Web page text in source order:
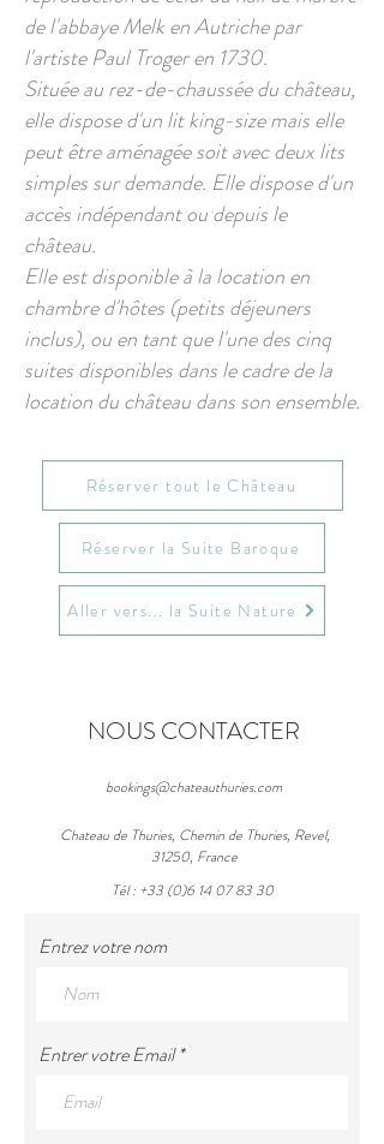
de l'abbaye Melk en Autriche par
l'artiste Paul Troger en 1730.
Située au rez-de-chaussée du château,
elle dispose d'un lit king-size mais elle
peut être aménagée soit avec deux lits
simples sur demande. Elle dispose d'un
accès indépendant ou depuis le
château.
Elle est disponible à la location en
chambre d'hôtes (petits déjeuners
inclus), ou en tant que l'une des cinq
suites disponibles dans le cadre de la
location du château dans son ensemble.
Réserver tout le Château
Réserver la Suite Baroque
Aller vers... la Suite Nature
NOUS CONTACTER
bookings@chateauthuries.com
Chateau de Thuries, Chemin de Thuries, Revel,
31250, France
Tél : +33 (0)6 14 07 83 30
Entrez votre nom
Entrer votre Email